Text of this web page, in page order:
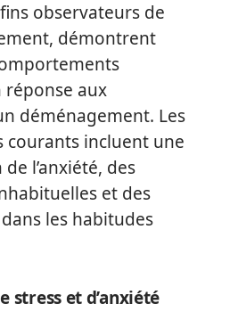
observateurs de
démontrent
réponse aux
déménagement. Les
courants incluent une
l’anxiété, des
et des
les habitudes
stress et d’anxiété